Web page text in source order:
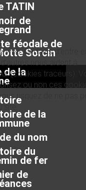
TATIN
de
féodale de
Sorcin
de la
de la
du nom
du
de fer
de
web. Certains d’entre
nous aident à
(cookies traceurs).
ou non ces
risquez de ne pas
site.